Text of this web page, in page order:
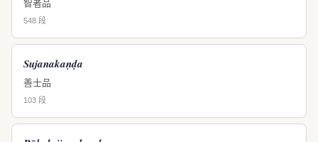
智者品
548 段
Sujanakaṇḍa
善士品
103 段